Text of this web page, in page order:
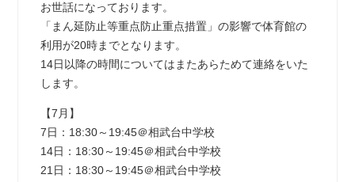
お世話になっております。
「まん延防止等重点防止重点措置」の影響で体育館の
利用が20時までとなります。
14日以降の時間についてはまたあらためて連絡をいた
します。
【7月】
7日：18:30～19:45＠相武台中学校
14日：18:30～19:45＠相武台中学校
21日：18:30～19:45＠相武台中学校